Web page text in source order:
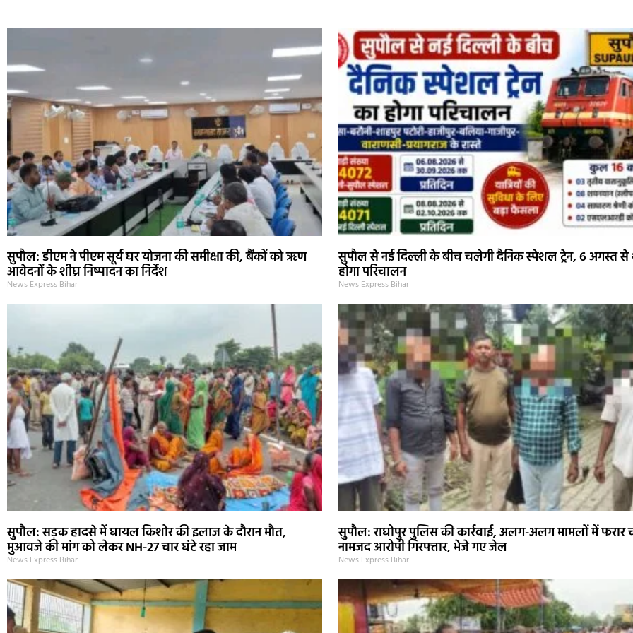
सुपौल: डीएम ने पीएम सूर्य घर योजना की समीक्षा की, बैंकों को ऋण
आवेदनों के शीघ्र निष्पादन का निर्देश
News Express Bihar
सुपौल से नई दिल्ली के बीच चलेगी दैनिक स्पेशल ट्रेन, 6 अगस्त
होगा परिचालन
News Express Bihar
सुपौल: सड़क हादसे में घायल किशोर की इलाज के दौरान मौत,
मुआवजे की मांग को लेकर NH-27 चार घंटे रहा जाम
News Express Bihar
सुपौल: राघोपुर पुलिस की कार्रवाई, अलग-अलग मामलों में फरार
नामजद आरोपी गिरफ्तार, भेजे गए जेल
News Express Bihar